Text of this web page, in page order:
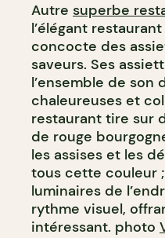
Autre superbe
l’élégant
concocte des
saveurs. Ses
l’ensemble de son
chaleureuses et
restaurant tire sur
de rouge
les assises et les
tous cette couleur
luminaires de
rythme visuel,
intéressant. photo